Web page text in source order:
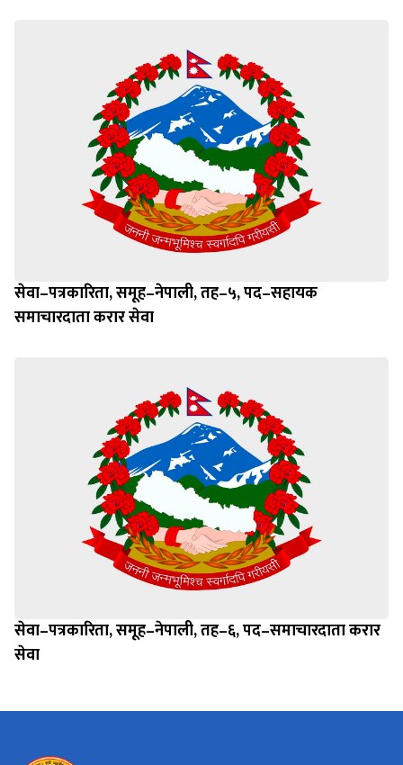
सेवा–पत्रकारिता, समूह–नेपाली, तह–५, पद–सहायक
समाचारदाता करार सेवा
सेवा–पत्रकारिता, समूह–नेपाली, तह–६, पद–समाचारदाता करार
सेवा